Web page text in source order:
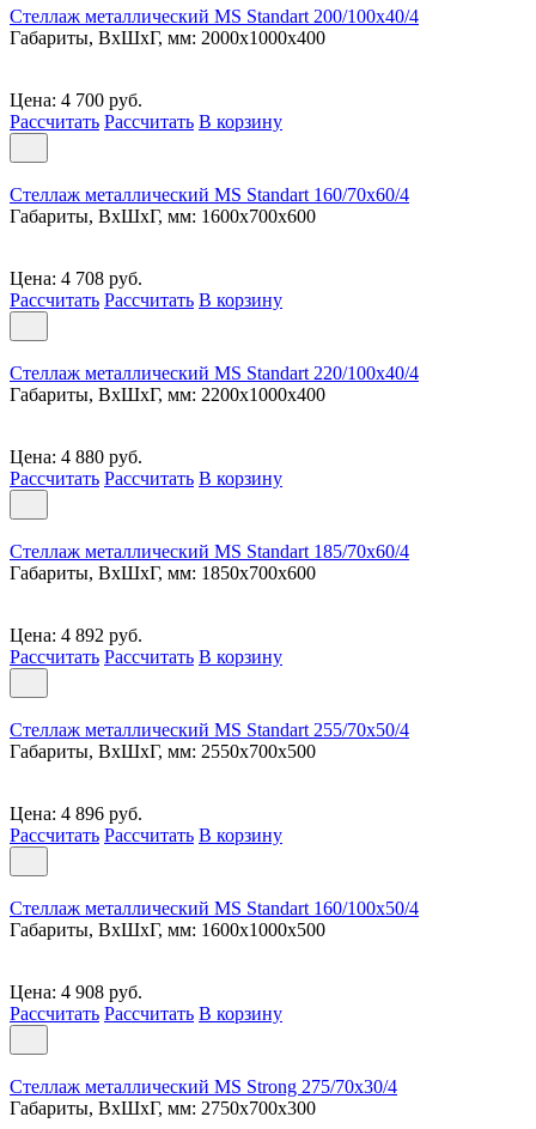
Стеллаж металлический MS Standart 200/100x40/4
Габариты, ВxШxГ, мм: 2000x1000x400
Цена: 4 700 руб.
Рассчитать Рассчитать В корзину
Стеллаж металлический MS Standart 160/70x60/4
Габариты, ВxШxГ, мм: 1600x700x600
Цена: 4 708 руб.
Рассчитать Рассчитать В корзину
Стеллаж металлический MS Standart 220/100x40/4
Габариты, ВxШxГ, мм: 2200x1000x400
Цена: 4 880 руб.
Рассчитать Рассчитать В корзину
Стеллаж металлический MS Standart 185/70x60/4
Габариты, ВxШxГ, мм: 1850x700x600
Цена: 4 892 руб.
Рассчитать Рассчитать В корзину
Стеллаж металлический MS Standart 255/70x50/4
Габариты, ВxШxГ, мм: 2550x700x500
Цена: 4 896 руб.
Рассчитать Рассчитать В корзину
Стеллаж металлический MS Standart 160/100x50/4
Габариты, ВxШxГ, мм: 1600x1000x500
Цена: 4 908 руб.
Рассчитать Рассчитать В корзину
Стеллаж металлический MS Strong 275/70x30/4
Габариты, ВxШxГ, мм: 2750x700x300